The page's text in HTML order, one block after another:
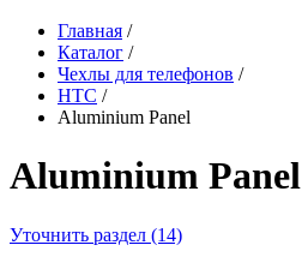
Главная /
Каталог /
Чехлы для телефонов /
HTC /
Aluminium Panel
Aluminium Panel
Уточнить раздел (14)